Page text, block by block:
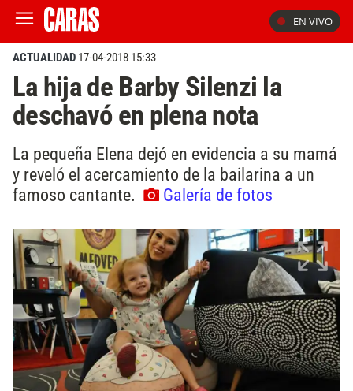
EN VIVO
ACTUALIDAD 17-04-2018 15:33
La hija de Barby Silenzi la
deschavó en plena nota
La pequeña Elena dejó en evidencia a su mamá
y reveló el acercamiento de la bailarina a un
famoso cantante.
Galería de fotos